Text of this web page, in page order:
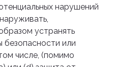
нарушений
устранять
или
числе, (помимо